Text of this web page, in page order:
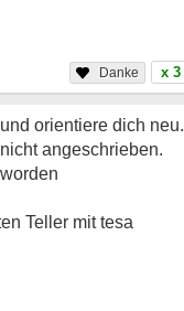
x 3
orientiere dich neu.
angeschrieben.
Teller mit tesa